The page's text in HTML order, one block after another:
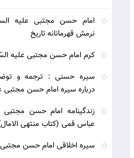
امام حسن مجتبی علیه
نرمش قهرمانانه تاریخ
کرم امام حسن مجتبی علیه
سیره حسنی : ترجمه و
درباره سیره امام حسن مجتبی
زندگینامه امام حسن
عباس قمی (کتاب منتهی
سیره اخلاقی امام حسن مجتبی